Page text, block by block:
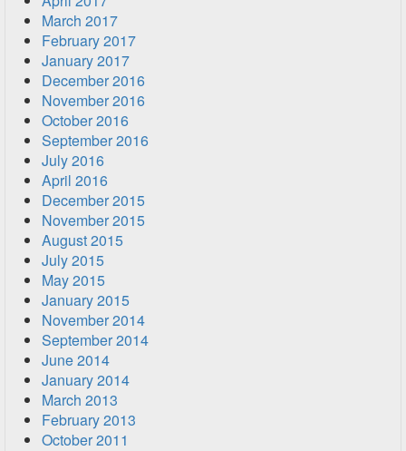
March 2017
February 2017
January 2017
December 2016
November 2016
October 2016
September 2016
July 2016
April 2016
December 2015
November 2015
August 2015
July 2015
May 2015
January 2015
November 2014
September 2014
June 2014
January 2014
March 2013
February 2013
October 2011